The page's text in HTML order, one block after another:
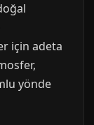
için adeta
yönde